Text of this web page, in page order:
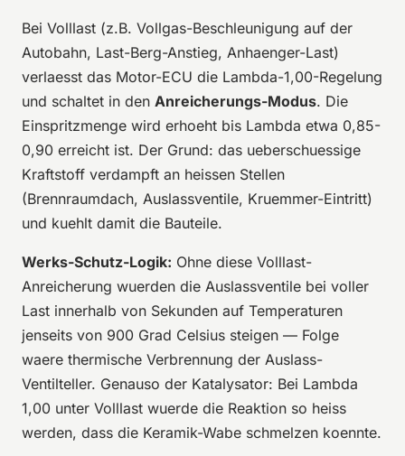
Bei Volllast (z.B. Vollgas-Beschleunigung auf der
Autobahn, Last-Berg-Anstieg, Anhaenger-Last)
verlaesst das Motor-ECU die Lambda-1,00-Regelung
und schaltet in den Anreicherungs-Modus. Die
Einspritzmenge wird erhoeht bis Lambda etwa 0,85-
0,90 erreicht ist. Der Grund: das ueberschuessige
Kraftstoff verdampft an heissen Stellen
(Brennraumdach, Auslassventile, Kruemmer-Eintritt)
und kuehlt damit die Bauteile.
Werks-Schutz-Logik: Ohne diese Volllast-
Anreicherung wuerden die Auslassventile bei voller
Last innerhalb von Sekunden auf Temperaturen
jenseits von 900 Grad Celsius steigen — Folge
waere thermische Verbrennung der Auslass-
Ventilteller. Genauso der Katalysator: Bei Lambda
1,00 unter Volllast wuerde die Reaktion so heiss
werden, dass die Keramik-Wabe schmelzen koennte.